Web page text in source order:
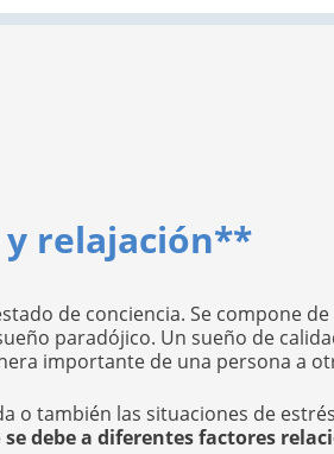
y relajación**
de conciencia. Se compone
paradójico. Un sueño de
importante de una persona a
o también las situaciones de
debe a diferentes factores